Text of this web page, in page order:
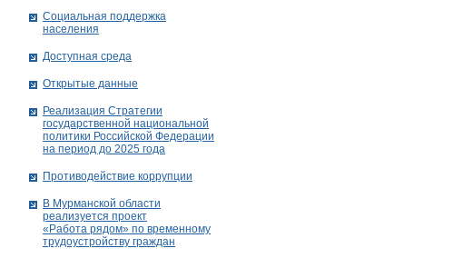
Социальная поддержка
населения
Доступная среда
Открытые данные
Реализация Стратегии
государственной национальной
политики Российской Федерации
на период до 2025 года
Противодействие коррупции
В Мурманской области
реализуется проект
«Работа рядом» по временному
трудоустройству граждан